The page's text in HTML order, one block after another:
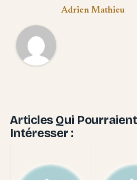
Adrien Mathieu
Articles Qui
Intéresser :